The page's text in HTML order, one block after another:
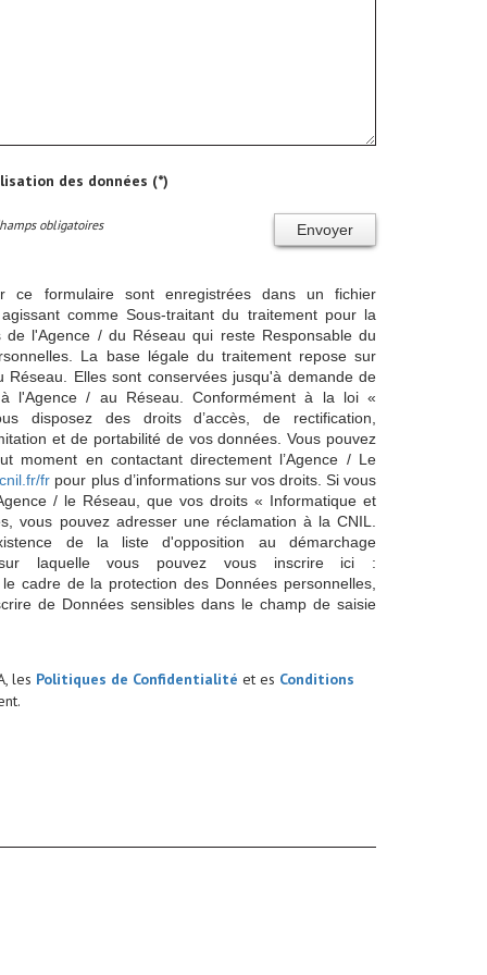
des données (*)
Envoyer
obligatoires
ce formulaire sont enregistrées dans un fichier
comme Sous-traitant du traitement pour la
de l'Agence / du Réseau qui reste Responsable du
La base légale du traitement repose sur
Elles sont conservées jusqu'à demande de
l'Agence / au Réseau. Conformément à la loi «
disposez des droits d’accès, de rectification,
et de portabilité de vos données. Vous pouvez
moment en contactant directement l’Agence / Le
fr pour plus d’informations sur vos droits. Si vous
/ le Réseau, que vos droits « Informatique et
vous pouvez adresser une réclamation à la CNIL.
de la liste d'opposition au démarchage
laquelle vous pouvez vous inscrire ici :
cadre de la protection des Données personnelles,
de Données sensibles dans le champ de saisie
les Politiques de Confidentialité et es Conditions